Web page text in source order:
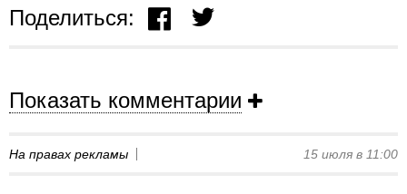
Поделиться:
Показать комментарии
На правах рекламы 15 июля в 11:00